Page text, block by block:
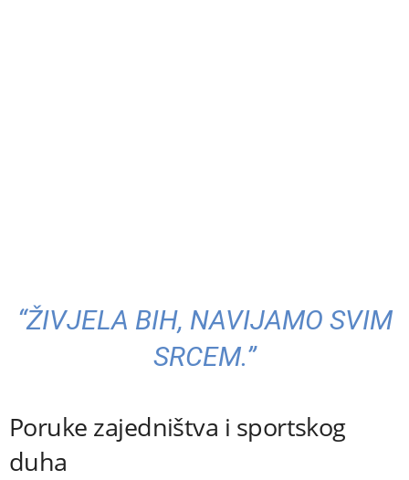
“ŽIVJELA BIH, NAVIJAMO SVIM
SRCEM.”
Poruke zajedništva i sportskog
duha